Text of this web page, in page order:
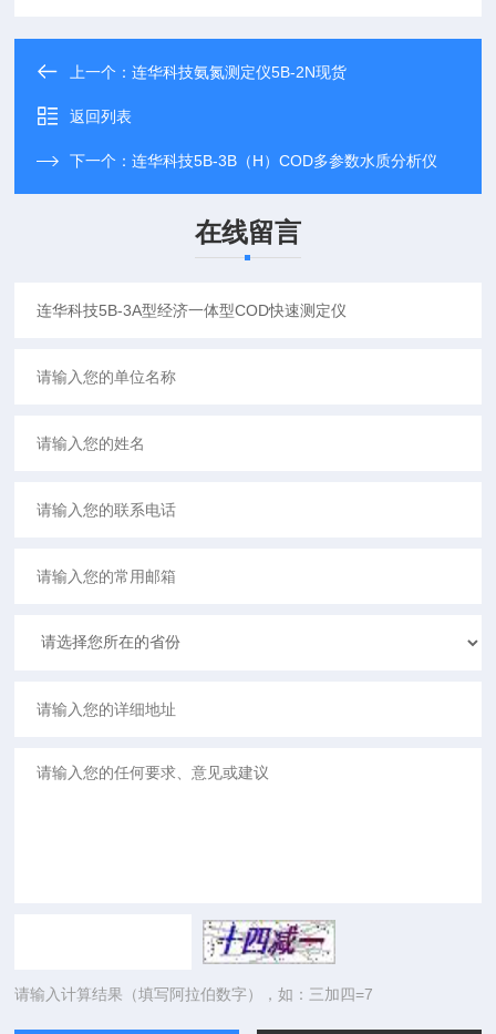
上一个：连华科技氨氮测定仪5B-2N现货
返回列表
下一个：连华科技5B-3B（H）COD多参数水质分析仪
在线留言
请输入计算结果（填写阿拉伯数字），如：三加四=7